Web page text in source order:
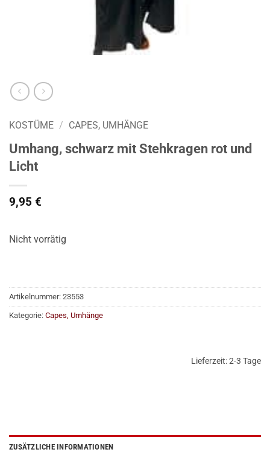
KOSTÜME / CAPES, UMHÄNGE
Umhang, schwarz mit Stehkragen rot und
Licht
9,95 €
Nicht vorrätig
Artikelnummer: 23553
Kategorie: Capes, Umhänge
Lieferzeit:2-3 Tage
ZUSÄTZLICHE INFORMATIONEN